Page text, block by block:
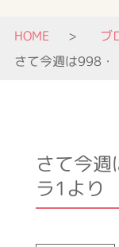
HOME ブ
さて今週は998
さて今
ラ1より